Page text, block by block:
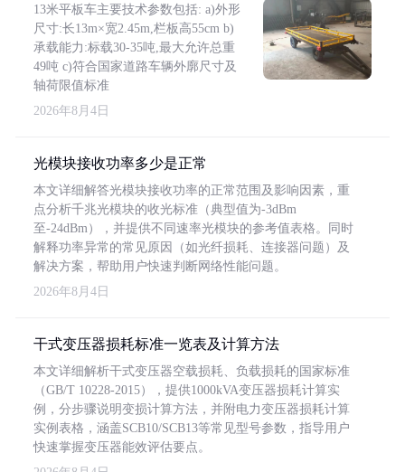
13米平板车主要技术参数包括: a)外形
尺寸:长13m×宽2.45m,栏板高55cm b)
承载能力:标载30-35吨,最大允许总重
49吨 c)符合国家道路车辆外廓尺寸及
轴荷限值标准
2026年8月4日
光模块接收功率多少是正常
本文详细解答光模块接收功率的正常范围及影响因素，重
点分析千兆光模块的收光标准（典型值为-3dBm
至-24dBm），并提供不同速率光模块的参考值表格。同时
解释功率异常的常见原因（如光纤损耗、连接器问题）及
解决方案，帮助用户快速判断网络性能问题。
2026年8月4日
干式变压器损耗标准一览表及计算方法
本文详细解析干式变压器空载损耗、负载损耗的国家标准
（GB/T 10228-2015），提供1000kVA变压器损耗计算实
例，分步骤说明变损计算方法，并附电力变压器损耗计算
实例表格，涵盖SCB10/SCB13等常见型号参数，指导用户
快速掌握变压器能效评估要点。